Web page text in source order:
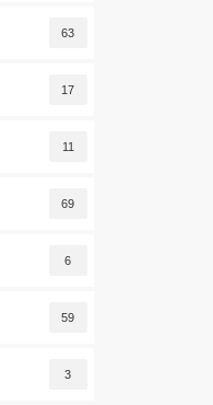
63
17
11
69
6
59
3